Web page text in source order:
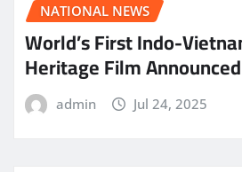
NATIONAL NEWS
World’s First Indo-
Heritage Film Announced
admin Jul 24, 2025